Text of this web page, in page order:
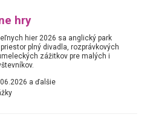
hry
hier 2026 sa anglický park
plný divadla, rozprávkových
zážitkov pre malých i
a ďalšie